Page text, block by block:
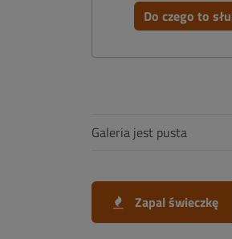
Do czego to
Galeria jest pusta
Zapal świeczkę